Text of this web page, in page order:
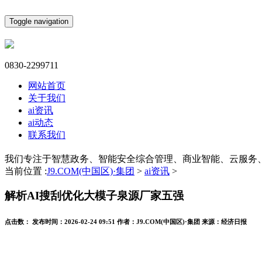
Toggle navigation
0830-2299711
网站首页
关于我们
ai资讯
ai动态
联系我们
我们专注于智慧政务、智能安全综合管理、商业智能、云服务
当前位置 :J9.COM(中国区)·集团 > ai资讯 >
解析AI搜刮优化大模子泉源厂家五强
点击数： 发布时间： 2026-02-24 09:51 作者： J9.COM(中国区)·集团 来源： 经济日报